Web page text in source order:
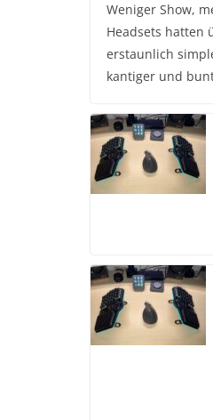
Weniger Show,
Headsets hatten
erstaunlich
kantiger und